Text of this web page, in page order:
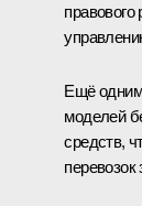
Ещё одним
моделей
средств,
перевозок